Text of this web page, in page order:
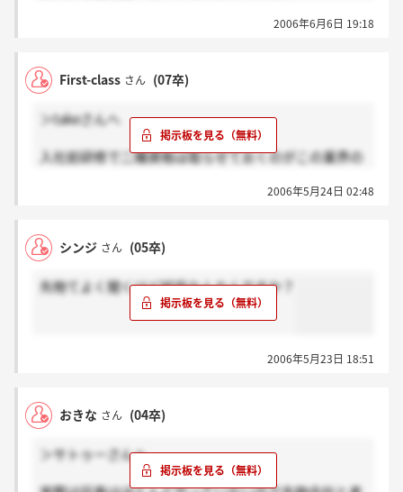
届出されていないみなし有価証券を募集により取得
日本ファースト証券株式会社は、平成18年2月1日か
ら同年3月31日までの間、証券取引法第2条第2項の規
名組合契約に基づく権利（以下「当該みなし有価証
券」という。）の取得の申込みの勧誘を行っている。
当該みなし有価証券の発行者は、当該みなし有価証
4条第1項に基づく内閣総理大臣に対する届出をしてい
員事業企画本部長に就任。）は、その業務に関し、名
古屋及び大阪支店の営業員に指示し、少なくとも95名
の個人顧客等を相手方として、訪問により商品概要及
び申込み手順について詳細に記載したパンフレットを
交付するなどして当該みなし有価証券の勧誘を行い、
万円の払込みを受けていたことが認められた。
当該証券会社及び当該証券会社の使用人が行った上
められる。
2006年6月6日 19:18
First-class さん (07卒)
＞takeさんへ
入社前研修で二種資格は取らせておくのがこの業界の
2006年5月24日 02:48
シンジ さん (05卒)
先物てよく聞くけど結局なんなんですか？
2006年5月23日 18:51
おきな さん (04卒)
＞サトゥーさんへ